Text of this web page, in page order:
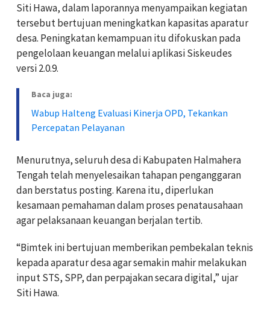
Siti Hawa, dalam laporannya menyampaikan kegiatan
tersebut bertujuan meningkatkan kapasitas aparatur
desa. Peningkatan kemampuan itu difokuskan pada
pengelolaan keuangan melalui aplikasi Siskeudes
versi 2.0.9.
Baca juga:
Wabup Halteng Evaluasi Kinerja OPD, Tekankan
Percepatan Pelayanan
Menurutnya, seluruh desa di Kabupaten Halmahera
Tengah telah menyelesaikan tahapan penganggaran
dan berstatus posting. Karena itu, diperlukan
kesamaan pemahaman dalam proses penatausahaan
agar pelaksanaan keuangan berjalan tertib.
“Bimtek ini bertujuan memberikan pembekalan teknis
kepada aparatur desa agar semakin mahir melakukan
input STS, SPP, dan perpajakan secara digital,” ujar
Siti Hawa.